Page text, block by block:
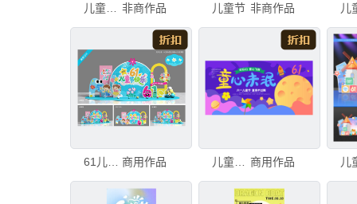
非商作品 儿童节 非商作品
61儿童节美陈 商用作品 儿童节海报 商用作品 儿